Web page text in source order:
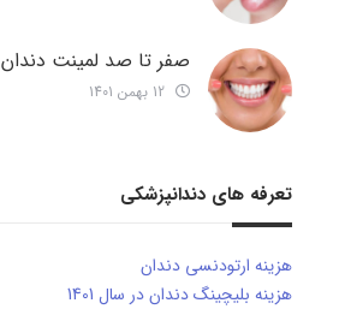
صفر تا صد لمینت دندان
تعرفه های دندانپزشکی
هزینه ارتودنسی دندان
هزینه بلیچینگ دندان در سال 1401